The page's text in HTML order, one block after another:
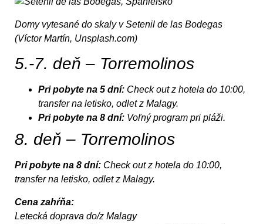
Domy vytesané do skaly v Setenil de las Bodegas
(Víctor Martín, Unsplash.com)
5.-7. deň – Torremolinos
Pri pobyte na 5 dní: Check out z hotela do 10:00,
transfer na letisko, odlet z Malagy.
Pri pobyte na 8 dní: Voľný program pri pláži.
8. deň – Torremolinos
Pri pobyte na 8 dní: Check out z hotela do 10:00,
transfer na letisko, odlet z Malagy.
Cena zahŕňa:
Letecká doprava do/z Malagy